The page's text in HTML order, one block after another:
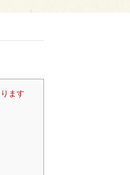
ます